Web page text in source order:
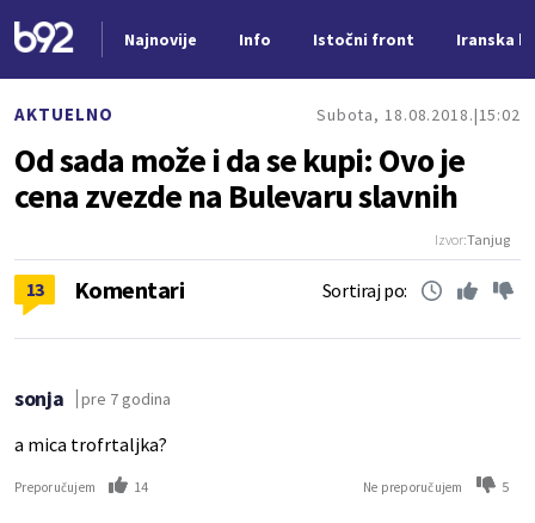
Najnovije Info Istočni front Iranska
AKTUELNO Subota, 18.08.2018. 15:02
Od sada može i da se kupi: Ovo je
cena zvezde na Bulevaru slavnih
Izvor:Tanjug
13 Komentari Sortiraj po:
sonja pre 7 godina
a mica trofrtaljka?
Preporučujem 14 Ne preporučujem 5